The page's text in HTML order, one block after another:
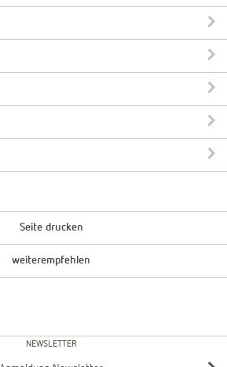
Seite drucken
weiterempfehlen
NEWSLETTER